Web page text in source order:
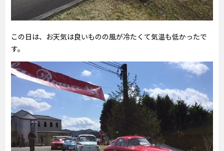
この日は、お天気は良いものの風が冷たくて気温も低かったで
す。